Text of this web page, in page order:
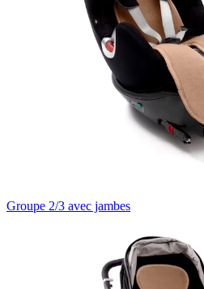
Groupe 2/3 avec jambes